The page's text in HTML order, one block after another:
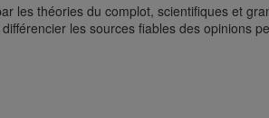
les théories du complot, scientifiques et
les sources fiables des opinions